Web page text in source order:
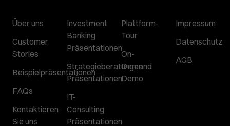
Über uns
Customer
Stories
Beispielpräsentationen
FAQs
Kontaktieren
Sie uns
Investment
Banking
Präsentationen
Strategieberatungen
Präsentationen
IT-
Consulting
Präsentationen
Plattform-
Tour
On-
Demand
Demo
Impressum
Datenschutz
AGB